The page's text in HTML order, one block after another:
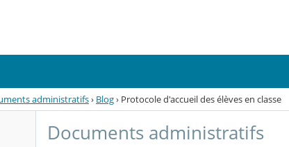
administratifs› Blog› Protocole d'accueil des élèves en classe
Documents administratifs